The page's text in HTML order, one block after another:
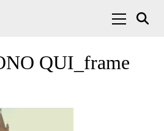
QUI_frame